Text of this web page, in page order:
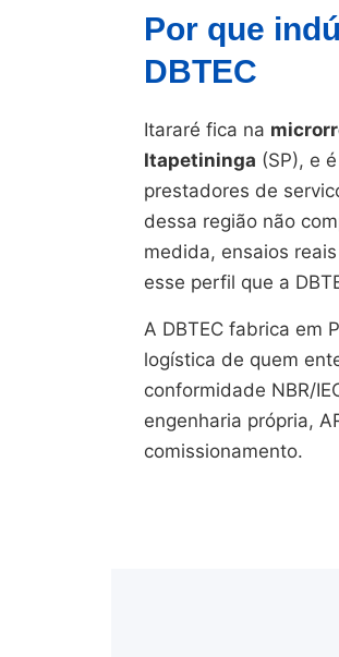
Por que
DBTEC
Itararé fica na
Itapetininga (SP), e
prestadores de
dessa região não
medida, ensaios
esse perfil que a
A DBTEC fabrica em
logística de quem
conformidade NBR/
engenharia própria,
comissionamento.